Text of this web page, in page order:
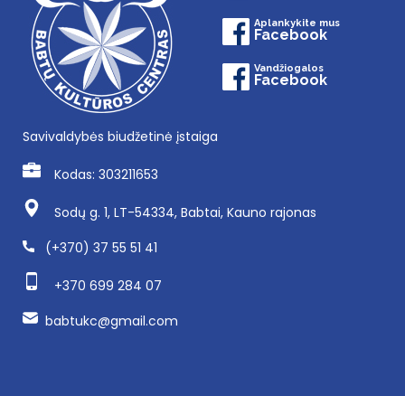
Aplankykite mus
Facebook
Vandžiogalos
Facebook
Savivaldybės biudžetinė įstaiga
Kodas: 303211653
Sodų g. 1, LT-54334, Babtai, Kauno rajonas
(+370) 37 55 51 41
+370 699 284 07
babtukc@gmail.com